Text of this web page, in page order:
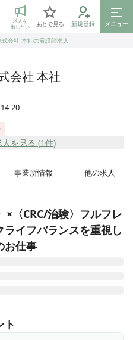
ング
求人を
出したい
あとで見る 新規登録
メニュー
会社 本社の看護師求人
会社 本社
20
を見る (1件)
事業所情報 他の求人
×〈CRC/治験〉フルフレ
イフバランスを重視し
お仕事
豊富な実績をもつSMO（治
ト